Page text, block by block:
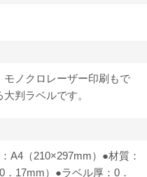
ノクロレーザー印刷もで
判ラベルです。
A4（210×297mm）●材質：
．17mm）●ラベル厚：0．